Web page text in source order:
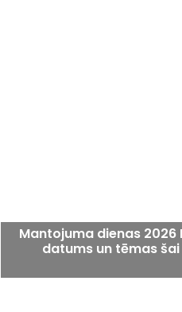
Mantojuma dienas
datums un tēmas